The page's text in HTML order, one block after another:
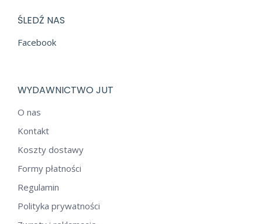
ŚLEDŹ NAS
Facebook
WYDAWNICTWO JUT
O nas
Kontakt
Koszty dostawy
Formy płatności
Regulamin
Polityka prywatności